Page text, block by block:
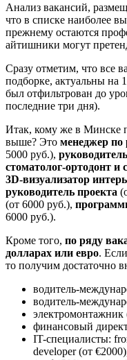
Анализ вакансий,
что в списке наиболее
прежнему остаются
айтишники могут
Сразу отметим, что все
подборке, актуальны на
был отфильтрован до
последние три дня).
Итак, кому же в Минске
выше? Это менеджер по
5000 руб.),
стоматолог-ортодонт и
3D-визуализатор
руководитель проекта
(от 6000 руб.),
6000 руб.).
Кроме того, по ряду
долларах или евро.
то получим достаточно
водитель-
водитель-
электромонтажник
финансовый
IT-специалисты:
developer (от